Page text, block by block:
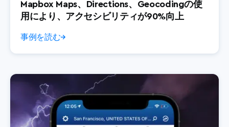
Mapbox Maps、Directions、Geocodingの使
用により、アクセシビリティが90%向上
事例を読む→